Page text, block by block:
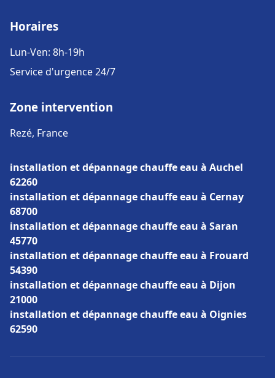
Horaires
Lun-Ven: 8h-19h
Service d'urgence 24/7
Zone intervention
Rezé, France
installation et dépannage chauffe eau à Auchel
62260
installation et dépannage chauffe eau à Cernay
68700
installation et dépannage chauffe eau à Saran
45770
installation et dépannage chauffe eau à Frouard
54390
installation et dépannage chauffe eau à Dijon
21000
installation et dépannage chauffe eau à Oignies
62590